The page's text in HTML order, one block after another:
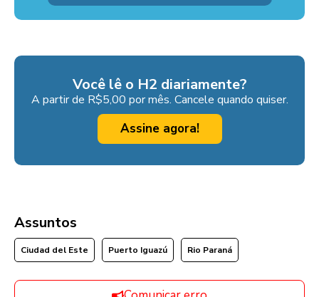
Você lê o H2 diariamente?
A partir de R$5,00 por mês. Cancele quando quiser.
Assine agora!
Assuntos
Ciudad del Este Puerto Iguazú Rio Paraná